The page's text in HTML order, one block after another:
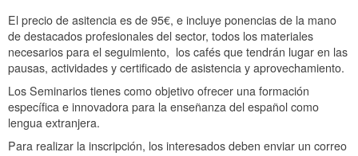
El precio de asitencia es de 95€, e incluye ponencias de la mano
de destacados profesionales del sector, todos los materiales
necesarios para el seguimiento, los cafés que tendrán lugar en las
pausas, actividades y certificado de asistencia y aprovechamiento.
Los Seminarios tienes como objetivo ofrecer una formación
específica e innovadora para la enseñanza del español como
lengua extranjera.
Para realizar la inscripción, los interesados deben enviar un correo